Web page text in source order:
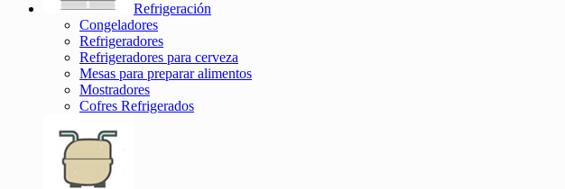
Refrigeración
Congeladores
Refrigeradores
Refrigeradores para cerveza
Mesas para preparar alimentos
Mostradores
Cofres Refrigerados